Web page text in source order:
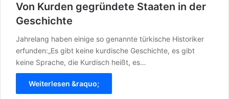
Von Kurden gegründete Staaten in der
Geschichte
Jahrelang haben einige so genannte türkische Historiker
erfunden:„Es gibt keine kurdische Geschichte, es gibt
keine Sprache, die Kurdisch heißt, es…
Weiterlesen &raquo;